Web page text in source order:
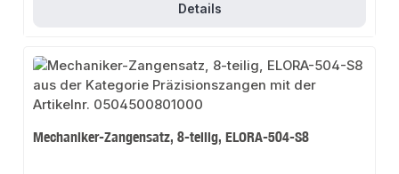
Details
Mechaniker-Zangensatz, 8-teilig, ELORA-504-S8